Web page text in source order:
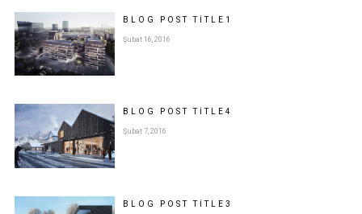
BLOG POSTTITLE 1
Şubat 16, 2016
BLOG POSTTITLE 4
Şubat 7, 2016
BLOG POSTTITLE 3